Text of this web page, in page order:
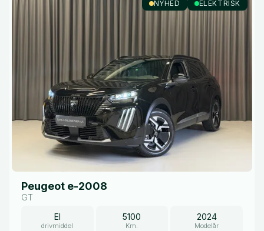
NYHED ELEKTRISK
Peugeot e-2008
GT
El
drivmiddel
5100
Km.
2024
Modelår